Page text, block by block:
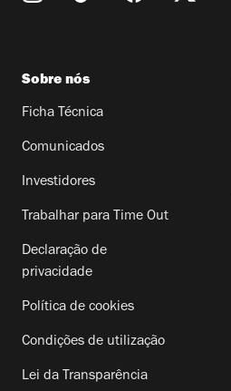
Sobre nós
Ficha Técnica
Comunicados
Investidores
Trabalhar para Time Out
Declaração de
privacidade
Política de cookies
Condições de utilização
Lei da Transparência